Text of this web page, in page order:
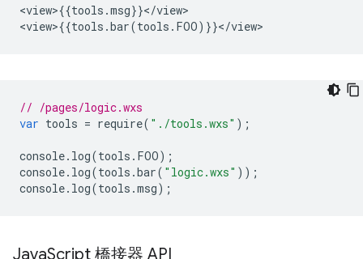
<view>{{tools.msg}}</view>
// /pages/logic.wxs
var tools = require( "./tools.wxs" );
console. log(tools . FOO);
console. log(tools .bar( "logic.wxs" ));
console. log(tools .msg);
JavaScript 橋接器 API